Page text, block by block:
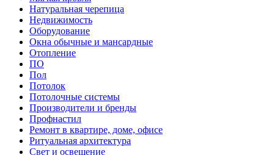
Натуральная черепица
Недвижимость
Оборудование
Окна обычные и мансардные
Отопление
ПО
Пол
Потолок
Потолочные системы
Производители и бренды
Профнастил
Ремонт в квартире, доме, офисе
Ритуальная архитектура
Свет и освещение